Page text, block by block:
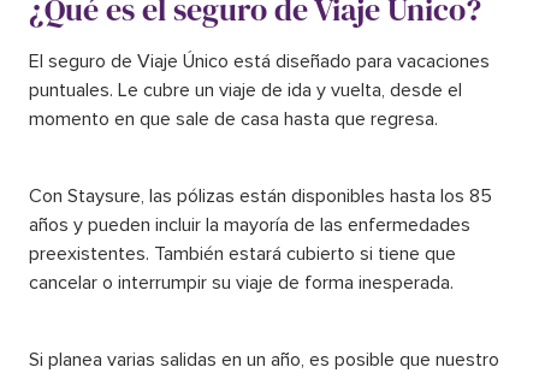
¿Qué es el seguro de Viaje Único?
El seguro de Viaje Único está diseñado para vacaciones
puntuales. Le cubre un viaje de ida y vuelta, desde el
momento en que sale de casa hasta que regresa.
Con Staysure, las pólizas están disponibles hasta los 85
años y pueden incluir la mayoría de las enfermedades
preexistentes. También estará cubierto si tiene que
cancelar o interrumpir su viaje de forma inesperada.
Si planea varias salidas en un año, es posible que nuestro